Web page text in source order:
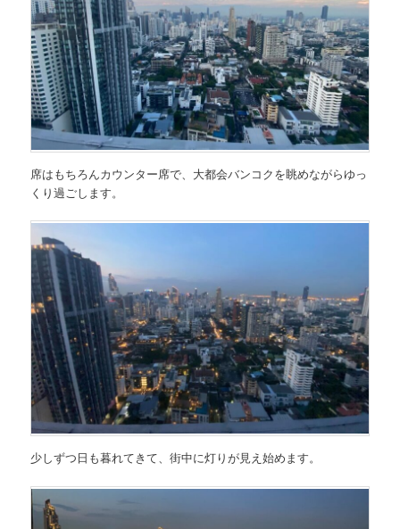
席はもちろんカウンター席で、大都会バンコクを眺めながらゆっ
くり過ごします。
少しずつ日も暮れてきて、街中に灯りが見え始めます。